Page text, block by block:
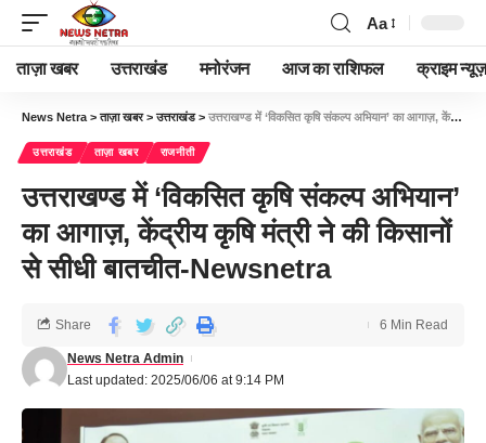
Aa
ताज़ा खबर उत्तराखंड मनोरंजन आज का राशिफल क्राइम न्यूज़
News Netra >ताज़ा खबर>उत्तराखंड> उत्तराखण्ड में ‘विकसित कृषि संकल्प अभियान’ का आगाज़, केंद्रीय कृषि मंत्री ने की किसानों से सीधी बातचीत-Newsnetra
उत्तराखंड ताज़ा खबर राजनीती
उत्तराखण्ड में ‘विकसित कृषि संकल्प अभियान’
का आगाज़, केंद्रीय कृषि मंत्री ने की किसानों
से सीधी बातचीत-Newsnetra
Last updated: 2025/06/06 at 9:14 PM
News Netra Admin
Share 6 Min Read